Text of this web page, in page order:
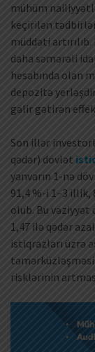
mühüm
keçirilən
müddəti
daha səmərəli
hesabında olan
depozitə
gəlir gətirən
Son illər
qədər) dövlət
yanvarın 1-nə
91,4 %-i 1–3
olub. Bu
1,47 ilə qədər
istiqrazları üzrə
risklərinin